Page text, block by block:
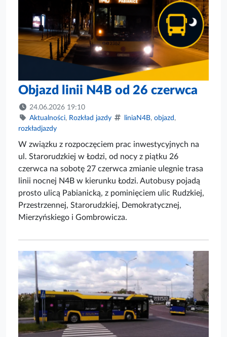
Objazd linii N4B od 26 czerwca
24.06.2026 19:10
Aktualności, Rozkład jazdy liniaN4B, objazd ,
rozkładjazdy
W związku z rozpoczęciem prac inwestycyjnych na
ul. Starorudzkiej w Łodzi, od nocy z piątku 26
czerwca na sobotę 27 czerwca zmianie ulegnie trasa
linii nocnej N4B w kierunku Łodzi. Autobusy pojadą
prosto ulicą Pabianicką, z pominięciem ulic Rudzkiej,
Przestrzennej, Starorudzkiej, Demokratycznej,
Mierzyńskiego i Gombrowicza.